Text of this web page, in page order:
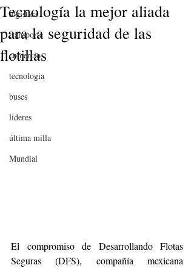
logistica
transporte
comercio
tecnologia
buses
lideres
última milla
Mundial
Tecnología la mejor aliada
para la seguridad de las
flotillas
El compromiso de Desarrollando Flotas
Seguras (DFS), compañía mexicana